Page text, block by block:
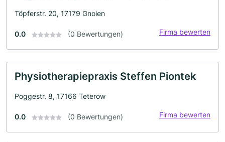
Töpferstr. 20, 17179 Gnoien
0.0 (0 Bewertungen) Firma bewerten
Physiotherapiepraxis Steffen Piontek
Poggestr. 8, 17166 Teterow
0.0 (0 Bewertungen) Firma bewerten